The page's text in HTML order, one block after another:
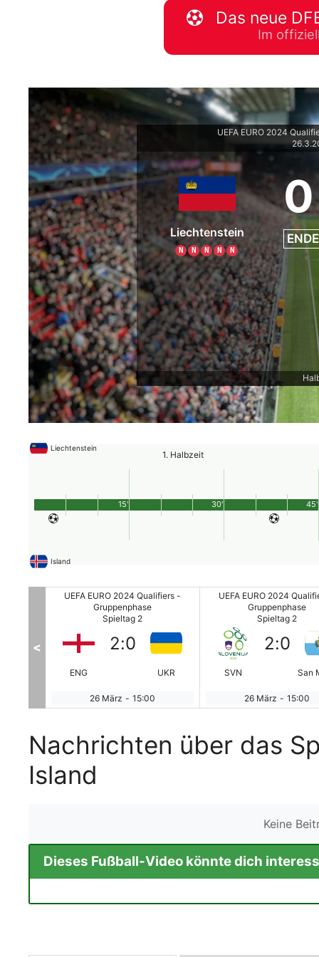
WM 2026
Das neue
Im
UEFA EURO 2024
Liechtenstein
N N N N N
0
Liechtenstein
1. Halbzeit
Island
45'
15' 30'
UEFA EURO 2024 Qualifiers -
Gruppenphase
Spieltag 2
ENG
2:0
UKR
26 März - 15:00
UEFA EURO 2024
Gruppenphase
Spieltag 2
SVN
2:0
San
26 März - 15:00
<
Nachrichten über das
Island
Keine
Dieses Fußball-Video könnte dich